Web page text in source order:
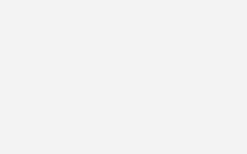
Eleganz als
Lassen Sie
oder
Sie Ihr